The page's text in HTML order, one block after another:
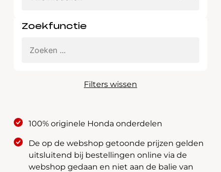
Zoekfunctie
Filters wissen
100% originele Honda onderdelen
De op de webshop getoonde prijzen gelden
uitsluitend bij bestellingen online via de
webshop gedaan en niet aan de balie van